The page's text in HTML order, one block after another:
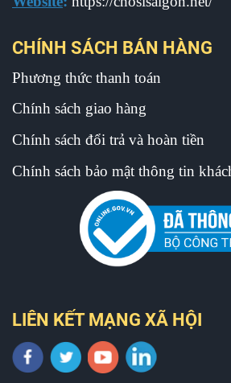
CHÍNH SÁCH BÁN HÀNG
Phương thức thanh toán
Chính sách giao hàng
Chính sách đổi trả và hoàn tiền
Chính sách bảo mật thông tin
LIÊN KẾT MẠNG XÃ HỘI